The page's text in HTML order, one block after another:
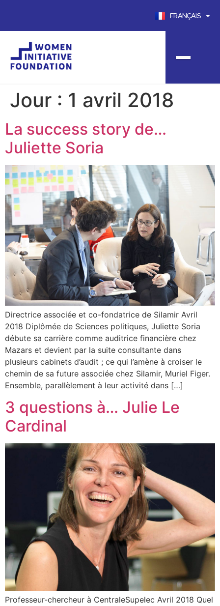
FRANÇAIS
ENGLISH
Jour : 1 avril 2018
La success story de…
Juliette Soria
Directrice associée et co-fondatrice de Silamir Avril
2018 Diplômée de Sciences politiques, Juliette Soria
débute sa carrière comme auditrice financière chez
Mazars et devient par la suite consultante dans
plusieurs cabinets d’audit ; ce qui l’amène à croiser le
chemin de sa future associée chez Silamir, Muriel Figer.
Ensemble, parallèlement à leur activité dans […]
3 questions à… Julie Le
Cardinal
Professeur-chercheur à CentraleSupelec Avril 2018 Quel